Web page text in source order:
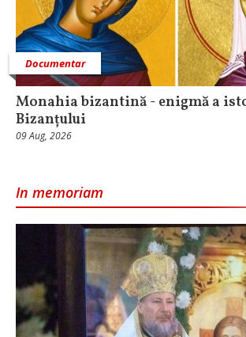
Documentar
Monahia bizantină - enigmă a
Bizanțului
09 Aug, 2026
In memoriam